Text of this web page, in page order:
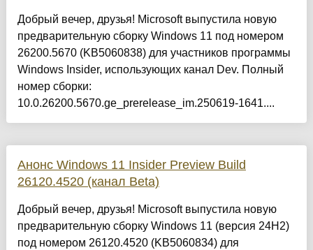
Добрый вечер, друзья! Microsoft выпустила новую
предварительную сборку Windows 11 под номером
26200.5670 (KB5060838) для участников программы
Windows Insider, использующих канал Dev. Полный
номер сборки:
10.0.26200.5670.ge_prerelease_im.250619-1641....
Анонс Windows 11 Insider Preview Build
26120.4520 (канал Beta)
Добрый вечер, друзья! Microsoft выпустила новую
предварительную сборку Windows 11 (версия 24H2)
под номером 26120.4520 (KB5060834) для